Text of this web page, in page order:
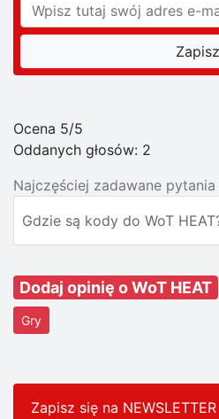
Ocena 5/5
Oddanych głosów: 2
Najczęściej zadawane pytania
Gdzie są kody do WoT
Dodaj opinię o WoT HEAT
Gry
Zapisz się na